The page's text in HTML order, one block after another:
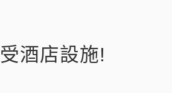
酒店設施!